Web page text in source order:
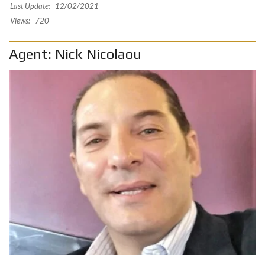
Last Update:
12/02/2021
Views: 720
Agent: Nick Nicolaou